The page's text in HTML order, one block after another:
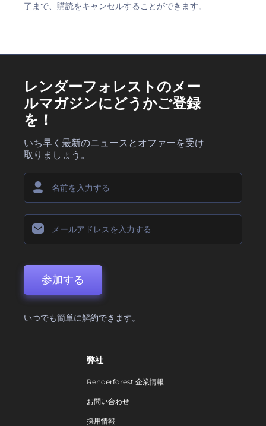
了まで、購読をキャンセルすることができます。
レンダーフォレストのメー
ルマガジンにどうかご登録
を！
いち早く最新のニュースとオファーを受け
取りましょう。
参加する
いつでも簡単に解約できます。
弊社
Renderforest 企業情報
お問い合わせ
採用情報